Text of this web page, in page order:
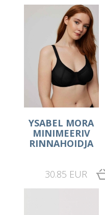
YSABEL MORA
MINIMEERIV
RINNAHOIDJA
30.85 EUR